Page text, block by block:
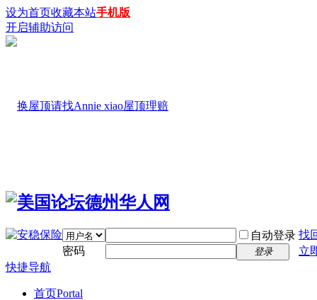
设为首页收藏本站手机版
开启辅助访问
自动登录 找
密码
登录
立
快捷导航
首页Portal